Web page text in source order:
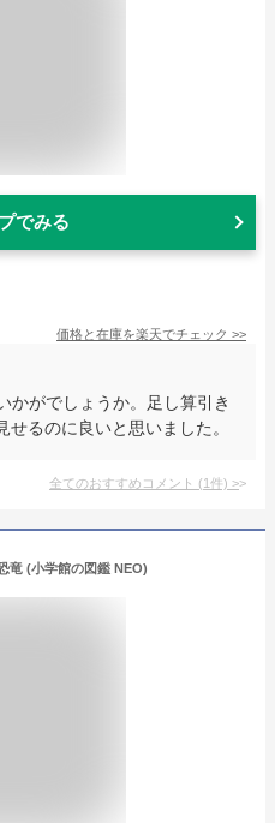
でみる
価格と在庫を楽天でチェック >>
かがでしょうか。足し算引き
るのに良いと思いました。
全てのおすすめコメント (1件) >
竜 (小学館の図鑑 NEO)